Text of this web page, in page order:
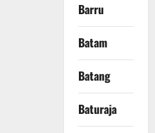
Barru
Batam
Batang
Baturaja